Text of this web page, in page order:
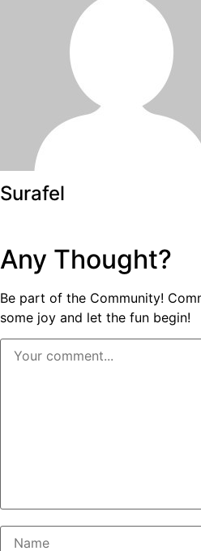
Surafel
Any Thought?
Be part of the Community!
some joy and let the fun begin!